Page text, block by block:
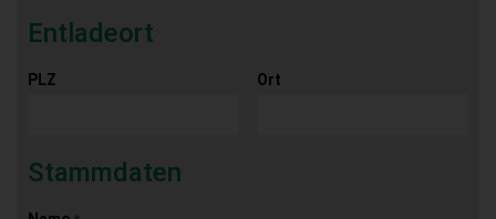
Entladeort
PLZ Ort
Stammdaten